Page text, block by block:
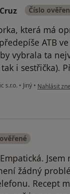
Číslo
která má
ATB
vybrala ta
i sestřička).
s.r.o. • Jiný • podle
Nahlásit
žádný
Recept